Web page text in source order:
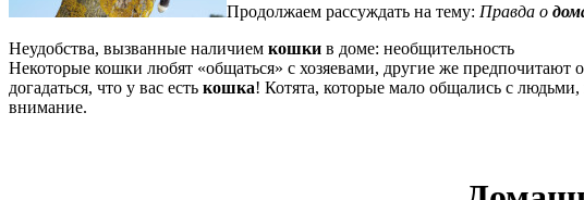
Продолжаем рассуждать на тему: Правда о
Неудобства, вызванные наличием кошки в доме: необщительность
Некоторые кошки любят «общаться» с хозяевами, другие же предпочитают
догадаться, что у вас есть кошка! Котята, которые мало общались с
внимание.